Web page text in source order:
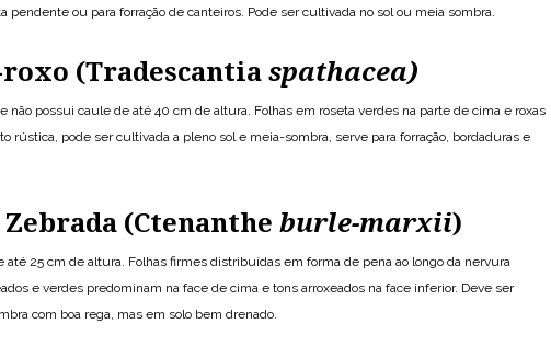
pendente ou para forração de canteiros. Pode ser cultivada no sol ou meia sombra.
(Tradescantia spathacea)
não possui caule de até 40 cm de altura. Folhas em roseta verdes na parte de cima e roxas
rústica, pode ser cultivada a pleno sol e meia-sombra, serve para forração, bordaduras e
(Ctenanthe burle-marxii)
até 25 cm de altura. Folhas firmes distribuídas em forma de pena ao longo da nervura
e verdes predominam na face de cima e tons arroxeados na face inferior. Deve ser
com boa rega, mas em solo bem drenado.